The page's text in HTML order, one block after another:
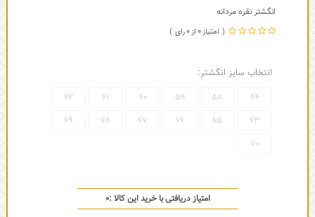
انگشتر نقره مردانه
0
0
انتخاب سایز انگشتر:
64
58
59
60
61
62
63
65
66
67
68
69
70
امتیاز دریافتی با خرید این کالا :0